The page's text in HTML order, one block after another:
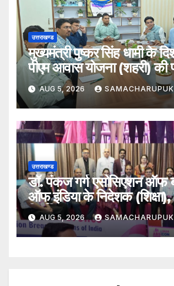
उत्तराखण्ड
मुख्यमंत्री पुष्कर सिंह धामी के
पीएम आवास योजना (शहरी) की
समीक्षा
AUG 5, 2026
उत्तराखण्ड
डॉ. पंकज गर्ग एसोसिएशन ऑफ
ऑफ इंडिया के निदेशक (शिक्षा),
निर्वाचित
AUG 5, 2026